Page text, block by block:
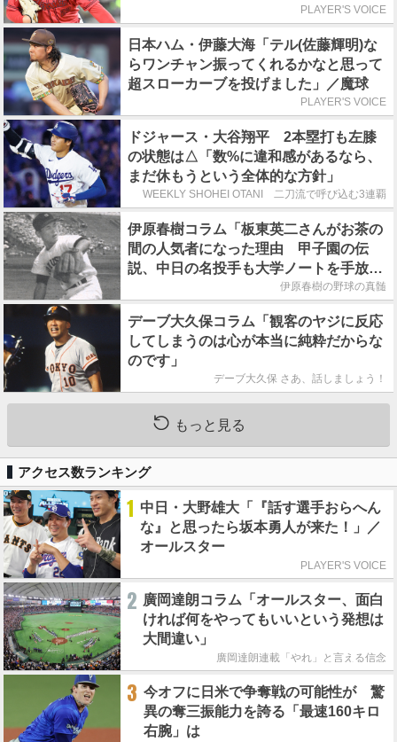
PLAYER'S VOICE
日本ハム・伊藤大海「テル(佐藤輝明)な
らワンチャン振ってくれるかなと思って
超スローカーブを投げました」／魔球
PLAYER'S VOICE
ドジャース・大谷翔平 2本塁打も左膝
の状態は△「数%に違和感があるなら、
まだ休もうという全体的な方針」
WEEKLY SHOHEI OTANI 二刀流で呼び込む3連覇
伊原春樹コラム「板東英二さんがお茶の
間の人気者になった理由 甲子園の伝
説、中日の名投手も大学ノートを手放さ
伊原春樹の野球の真髄
デーブ大久保コラム「観客のヤジに反応
してしまうのは心が本当に純粋だからな
のです」
デーブ大久保 さあ、話しましょう！
もっと見る
アクセス数ランキング
1 中日・大野雄大「『話す選手おらへん
な』と思ったら坂本勇人が来た！」／
オールスター
PLAYER'S VOICE
2 廣岡達朗コラム「オールスター、面白
ければ何をやってもいいという発想は
大間違い」
廣岡達朗連載「やれ」と言える信念
3 今オフに日米で争奪戦の可能性が 驚
異の奪三振能力を誇る「最速160キロ
右腕」は